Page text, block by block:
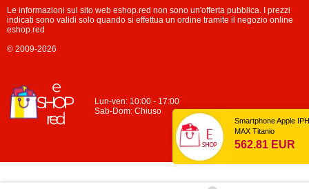
Lun-ven: 10:00 - 17:00
Sab-Dom: Chiuso
Le informazioni sul sito web eshop.red non sono un'offerta pubblica. I prezzi
indicati sono validi solo quando si effettua un ordine tramite il negozio online
eshop.red
© 2009-2026
×
Smartphone Apple IPHONE 15 PRO
562.81 EUR